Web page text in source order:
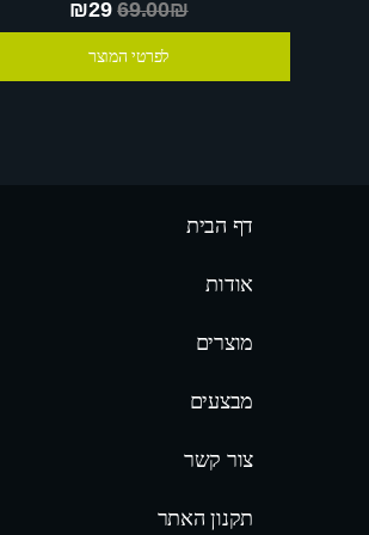
₪2969.00₪
לפרטי המוצר
דף הבית
אודות
מוצרים
מבצעים
צור קשר
תקנון האתר